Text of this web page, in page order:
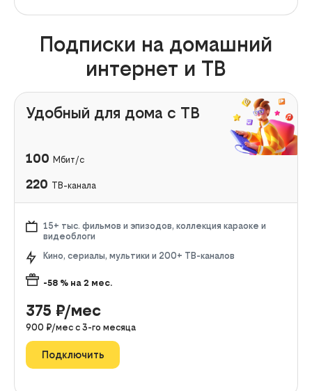
Подписки на домашний
интернет и ТВ
Удобный для дома с ТВ
100 Мбит/с
220 ТВ-канала
15+ тыс. фильмов и эпизодов, коллекция караоке и
видеоблоги
Кино, сериалы, мультики и 200+ ТВ-каналов
-58 % на 2 мес.
375 ₽/мес
900 ₽/мес с 3-го месяца
Подключить